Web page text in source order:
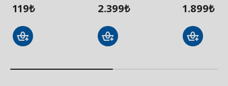
119₺ 2.399₺ 1.899₺